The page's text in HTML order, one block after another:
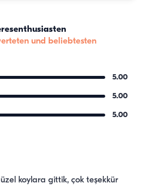
und beliebtesten
5.00
5.00
5.00
koylara gittik, çok teşekkür